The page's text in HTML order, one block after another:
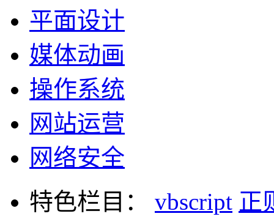
平面设计
媒体动画
操作系统
网站运营
网络安全
特色栏目：
vbscript 正